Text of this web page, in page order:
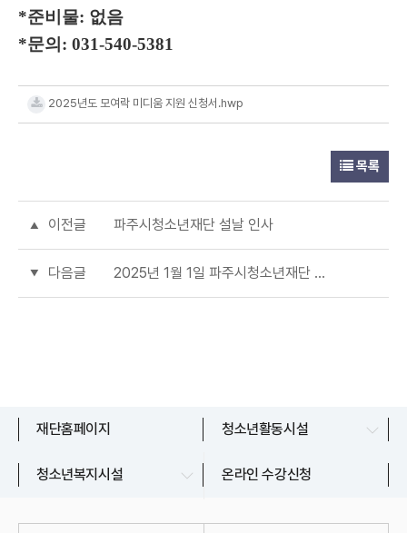
*준비물: 없음
*문의: 031-540-5381
2025년도 모여락 미디움 지원 신청서.hwp
목록
이전글 파주시청소년재단 설날 인사
다음글 2025년 1월 1일 파주시청소년재단 전 시설 휴무
재단홈페이지 청소년활동시설
문산청소년센터
청소년복지시설
파주시청소년상담복지센터 온라인 수강신청